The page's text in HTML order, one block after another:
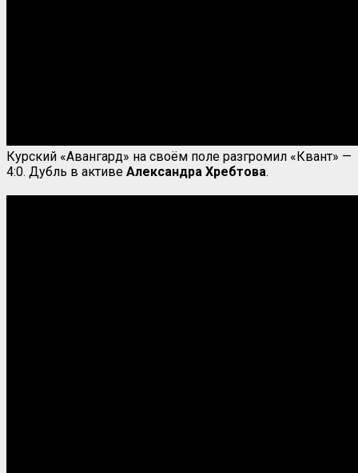
Курский «Авангард» на своём поле разгромил «Квант» —
4:0. Дубль в активе Александра Хребтова.